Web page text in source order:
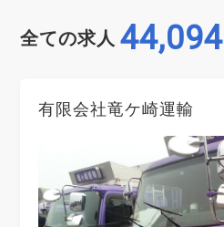
全ての求人 44,094
有限会社竜ケ崎運輸